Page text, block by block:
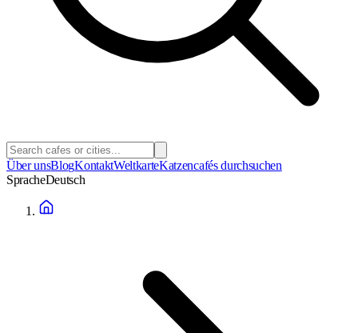
Über unsBlogKontaktWeltkarteKatzencafés durchsuchen
SpracheDeutsch